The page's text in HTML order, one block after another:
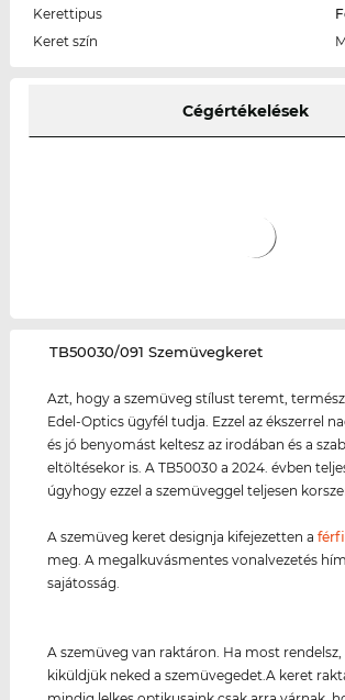
Kerettipus
Keret szín
Cégértékelések
‌TB50030/091 Szemüvegkeret
Azt, hogy a szemüveg stílust teremt,
Edel-Optics ügyfél tudja. Ezzel az ékszerrel
és jó benyomást keltesz az irodában és a
eltöltésekor is. A TB50030 a 2024. évben
úgyhogy ezzel a szemüveggel teljesen
A szemüveg keret designja kifejezetten a
meg. A megalkuvásmentes vonalvezetés
sajátosság.
A szemüveg van raktáron. Ha most rendelsz,
kiküldjük neked a szemüvegedet.A keret